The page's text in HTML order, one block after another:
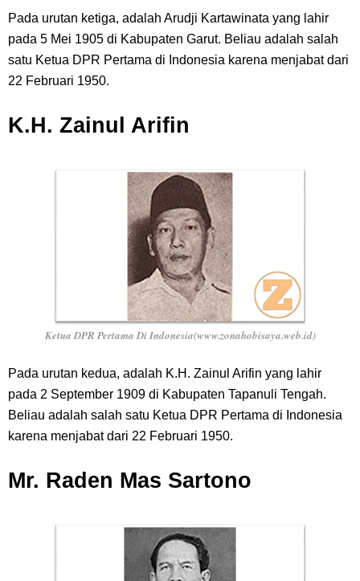
Pada urutan ketiga, adalah Arudji Kartawinata yang lahir
pada 5 Mei 1905 di Kabupaten Garut. Beliau adalah salah
satu Ketua DPR Pertama di Indonesia karena menjabat dari
22 Februari 1950.
K.H. Zainul Arifin
Ketua DPR Pertama Di Indonesia(www.zonahobisaya.web.id)
Pada urutan kedua, adalah K.H. Zainul Arifin yang lahir
pada 2 September 1909 di Kabupaten Tapanuli Tengah.
Beliau adalah salah satu Ketua DPR Pertama di Indonesia
karena menjabat dari 22 Februari 1950.
Mr. Raden Mas Sartono